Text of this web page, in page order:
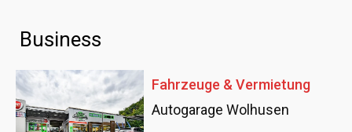
Business
Fahrzeuge & Vermietung
Autogarage Wolhusen